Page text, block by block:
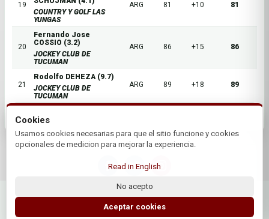
19
COUNTRY Y GOLF LAS
YUNGAS
ARG 81 +10 81
20
Fernando Jose
COSSIO (3.2)
JOCKEY CLUB DE
TUCUMAN
ARG 86 +15 86
21
Rodolfo DEHEZA (9.7)
JOCKEY CLUB DE
TUCUMAN
ARG 89 +18 89
© 2026 Jockey Club de Tucuman | by Plus+Golf
Website powered byPlus+Golf
Cookies
Usamos cookies necesarias para que el sitio funcione y cookies
opcionales de medicion para mejorar la experiencia.
Read in English
No acepto
Aceptar cookies